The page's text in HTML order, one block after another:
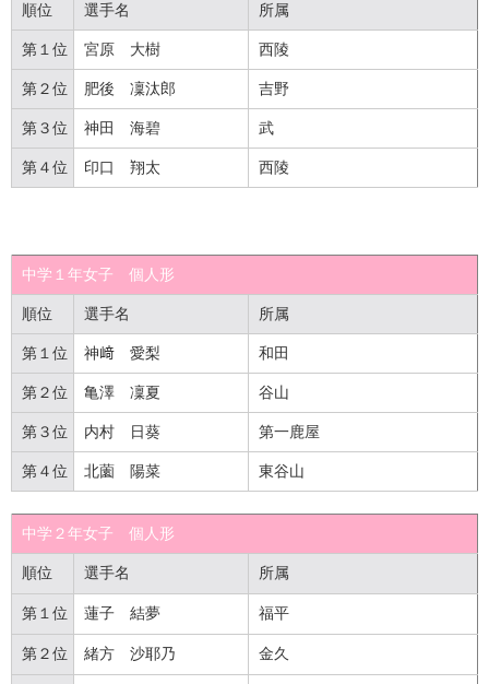
順位 選手名 所属
第１位 宮原 大樹 西陵
第２位 肥後 凜汰郎 吉野
第３位 神田 海碧 武
第４位 印口 翔太 西陵
中学１年女子 個人 形
順位 選手名 所属
第１位 神﨑 愛梨 和田
第２位 亀澤 凜夏 谷山
第３位 内村 日葵 第一鹿屋
第４位 北薗 陽菜 東谷山
中学２年女子 個人 形
順位 選手名 所属
第１位 蓮子 結夢 福平
第２位 緒方 沙耶乃 金久